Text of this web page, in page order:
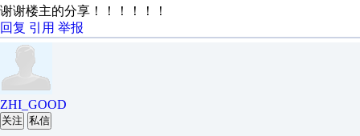
谢谢楼主的分享！！！！！！
回复 引用 举报
ZHI_GOOD
关注 私信